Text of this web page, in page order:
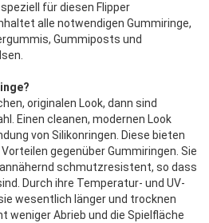
für diesen Flipper
alle notwendigen Gummiringe,
Gummiposts und
originalen Look, dann sind
Einen cleanen, modernen Look
von Silikonringen. Diese bieten
gegenüber Gummiringen. Sie
schmutzresistent, so dass
Durch ihre Temperatur- und UV-
wesentlich länger und trocknen
weniger Abrieb und die Spielfläche